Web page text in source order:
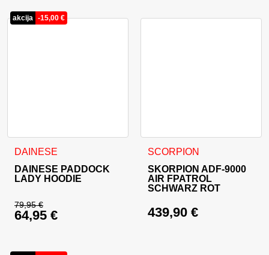
akcija -15,00 €
DAINESE
DAINESE PADDOCK
LADY HOODIE
79,95€
Ursprünglicher Preis war: 79,95 €
64,95 €
Dieses Produkt weist mehrere Varianten auf. Die Optionen
SCORPION
SKORPION ADF-9000
AIR FPATROL
SCHWARZ ROT
439,90 €
Dieses Produkt weist